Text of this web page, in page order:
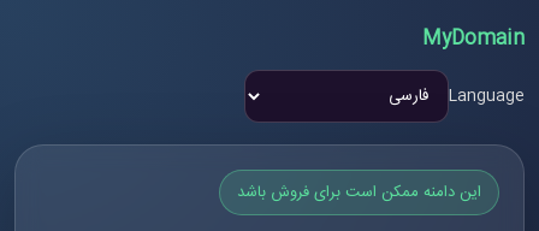
MyDomain
Language
این دامنه ممکن است برای فروش باشد